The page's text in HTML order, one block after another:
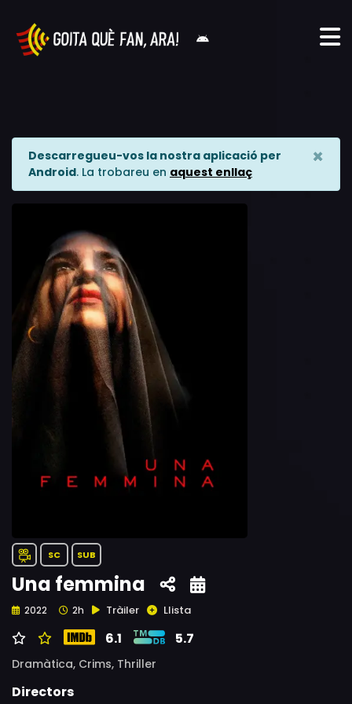
Descarregueu-vos la nostra aplicació per
Android. La trobareu en aquest enllaç
×
SC SUB
Una femmina
2022 2h Tràiler Llista
6.1 5.7
Dramàtica, Crims, Thriller
Directors